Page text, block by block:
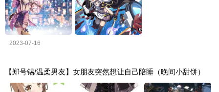
2023-07-16
【郑号锡/温柔男友】女朋友突然想让自己陪睡（晚间小甜饼）